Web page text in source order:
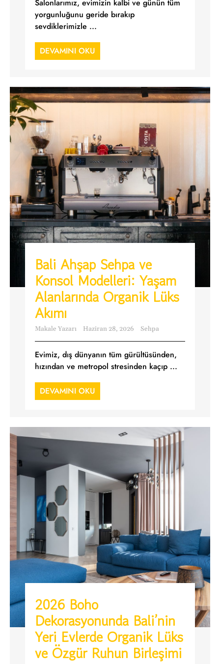
Salonlarımız, evimizin kalbi ve günün tüm
yorgunluğunu geride bırakıp
sevdiklerimizle ...
DEVAMINI OKU
Bali Ahşap Sehpa ve
Konsol Modelleri: Yaşam
Alanlarında Organik Lüks
Akımı
Makale Yazarı Haziran 28, 2026 Sehpa
Evimiz, dış dünyanın tüm gürültüsünden,
hızından ve metropol stresinden kaçıp ...
DEVAMINI OKU
2026 Boho
Dekorasyonunda Bali’nin
Yeri Evlerde Organik Lüks
ve Özgür Ruhun Birleşimi